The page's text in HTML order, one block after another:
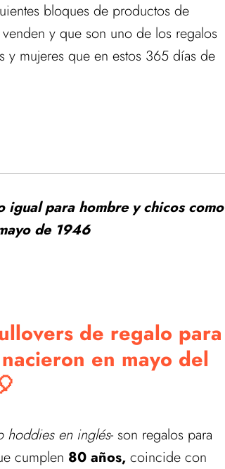
bloques de productos de
y que son uno de los regalos
y mujeres que en estos 365 días de
para hombre y chicos como
de 1946
de regalo para
en mayo del
hoddies en inglés- son regalos para
cumplen 80 años, coincide con